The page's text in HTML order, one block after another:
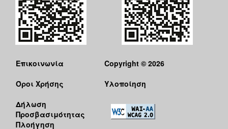
Επικοινωνία
Όροι Χρήσης
Δήλωση
Προσβασιμότητας
Πλοήγηση
Copyright © 2026
Υλοποίηση